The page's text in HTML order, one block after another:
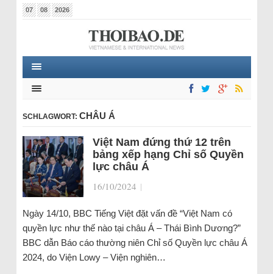
07 08 2026
SCHLAGWORT: CHÂU Á
Việt Nam đứng thứ 12 trên
bảng xếp hạng Chỉ số Quyền
lực châu Á
16/10/2024 |
Ngày 14/10, BBC Tiếng Việt đặt vấn đề “Việt Nam có
quyền lực như thế nào tại châu Á – Thái Bình Dương?”
BBC dẫn Báo cáo thường niên Chỉ số Quyền lực châu Á
2024, do Viện Lowy – Viện nghiên…